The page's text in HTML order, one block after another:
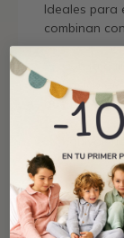
Ideales para
combinan
Con la
un básico de
que buscan
Talla 2
Talla 4